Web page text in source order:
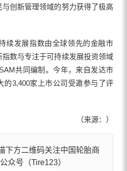
创新管理领域的努力获得了极高
发展指数由全球领先的金融市
数与专注于可持续发展投资领域
共同编制。今年，来自发达市
的3,400家上市公司受邀参与了评
（来源：）
下方二维码关注中国轮胎商
众号（Tire123）